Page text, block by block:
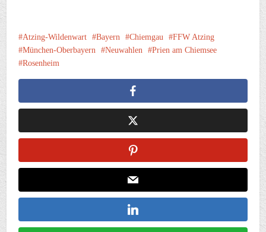
Atzing-Wildenwart Bayern Chiemgau
FFW Atzing
München-Oberbayern
Neuwahlen
Prien am Chiemsee
Rosenheim